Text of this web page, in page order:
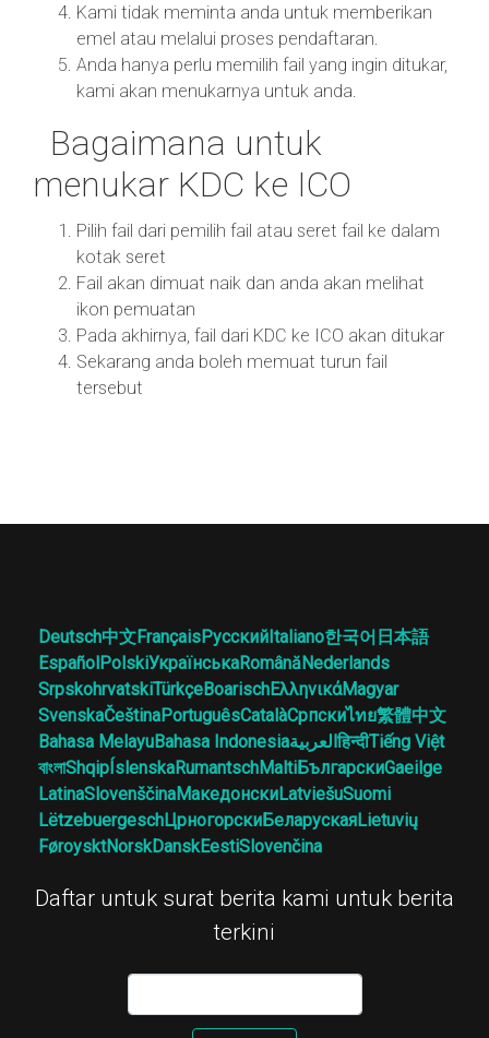
Kami tidak meminta anda untuk memberikan
emel atau melalui proses pendaftaran.
Anda hanya perlu memilih fail yang ingin ditukar,
kami akan menukarnya untuk anda.
Bagaimana untuk
menukar KDC ke ICO
Pilih fail dari pemilih fail atau seret fail ke dalam
kotak seret
Fail akan dimuat naik dan anda akan melihat
ikon pemuatan
Pada akhirnya, fail dari KDC ke ICO akan ditukar
Sekarang anda boleh memuat turun fail
tersebut
Deutsch中文FrançaisРусскийItaliano한국어 日本語
EspañolPolskiУкраїнськаRomânăNederlands
SrpskohrvatskiTürkçeBoarischΕλληνικάMagyar
SvenskaČeštinaPortuguêsCatalàСрпскиไทย繁體中文
Bahasa MelayuBahasa Indonesiaالعربيةहिन्दीTiếng Việt
বাংলাShqipÍslenskaRumantschMaltiБългарскиGaeilge
LatinaSlovenščinaМакедонскиLatviešuSuomi
LëtzebuergeschЦрногорскиБеларускаяLietuvių
FøroysktNorskDanskEestiSlovenčina
Daftar untuk surat berita kami untuk berita
terkini